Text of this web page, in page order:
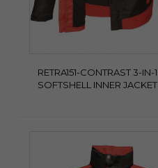
RETRA151-CONTRAST 3-IN-1
SOFTSHELL INNER JACKET